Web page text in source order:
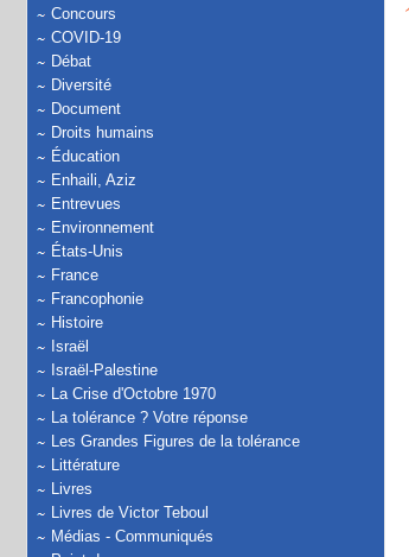
Concours
COVID-19
Débat
Diversité
Document
Droits humains
Éducation
Enhaili, Aziz
Entrevues
Environnement
États-Unis
France
Francophonie
Histoire
Israël
Israël-Palestine
La Crise d'Octobre 1970
La tolérance ? Votre réponse
Les Grandes Figures de la tolérance
Littérature
Livres
Livres de Victor Teboul
Médias - Communiqués